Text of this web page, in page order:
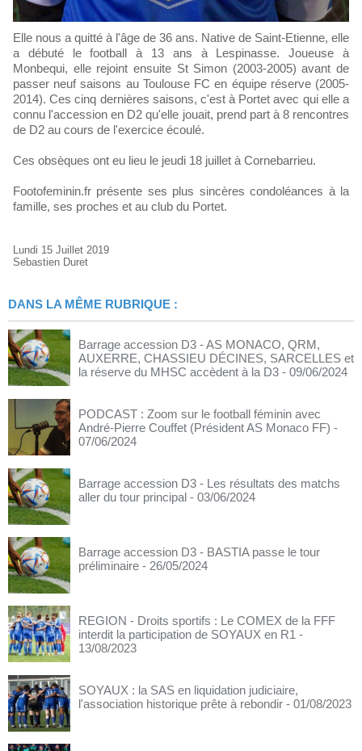
Elle nous a quitté à l'âge de 36 ans. Native de Saint-Etienne, elle
a débuté le football à 13 ans à Lespinasse. Joueuse à
Monbequi, elle rejoint ensuite St Simon (2003-2005) avant de
passer neuf saisons au Toulouse FC en équipe réserve (2005-
2014). Ces cinq dernières saisons, c'est à Portet avec qui elle a
connu l'accession en D2 qu'elle jouait, prend part à 8 rencontres
de D2 au cours de l'exercice écoulé.
Ces obsèques ont eu lieu le jeudi 18 juillet à Cornebarrieu.
Footofeminin.fr présente ses plus sincères condoléances à la
famille, ses proches et au club du Portet.
Lundi 15 Juillet 2019
Sebastien Duret
DANS LA MÊME RUBRIQUE :
Barrage accession D3 - AS MONACO, QRM,
AUXERRE, CHASSIEU DÉCINES, SARCELLES et
la réserve du MHSC accèdent à la D3 - 09/06/2024
PODCAST : Zoom sur le football féminin avec
André-Pierre Couffet (Président AS Monaco FF) -
07/06/2024
Barrage accession D3 - Les résultats des matchs
aller du tour principal - 03/06/2024
Barrage accession D3 - BASTIA passe le tour
préliminaire - 26/05/2024
REGION - Droits sportifs : Le COMEX de la FFF
interdit la participation de SOYAUX en R1 -
13/08/2023
SOYAUX : la SAS en liquidation judiciaire,
l'association historique prête à rebondir - 01/08/2023